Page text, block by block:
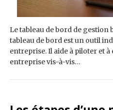
Le tableau de bord de
tableau de bord est un outil
entreprise. Il aide à piloter et
entreprise vis-à-vis…